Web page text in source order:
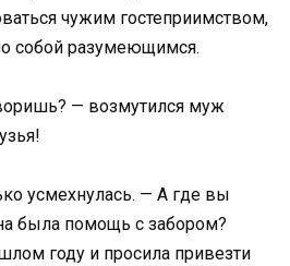
чужим гостеприимством,
собой разумеющимся.
— возмутился муж
усмехнулась. — А где вы
была помощь с забором?
году и просила привезти